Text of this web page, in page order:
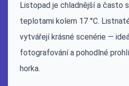
Listopad je chladnější a často
teplotami kolem 17 °C.
vytvářejí krásné scenérie —
fotografování a pohodlné
horka.